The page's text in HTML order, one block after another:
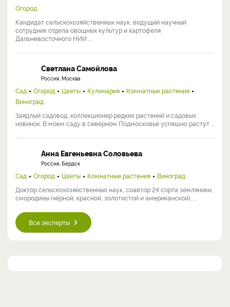
Огород
Кандидат сельскохозяйственных наук, ведущий научный
сотрудник отдела овощных культур и картофеля
Дальневосточного НИИ ...
Светлана Самойлова
Россия, Москва
Сад Огород Цветы Кулинария
Комнатные растения
Виноград
Заядлый садовод, коллекционер редких растений и садовых
новинок. В моем саду в северном Подмосковье успешно растут ...
Анна Евгеньевна Соловьева
Россия, Бердск
Сад Огород Цветы Комнатные растения
Виноград
Доктор сельскохозяйственных наук, соавтор 24 сорта земляники,
смородины (чёрной, красной, золотистой и американской), ...
Все эксперты